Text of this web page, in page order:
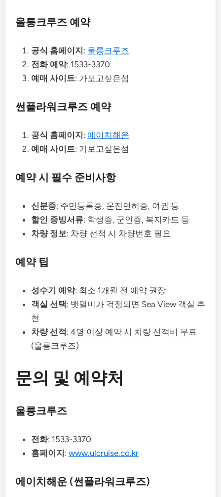
울릉크루즈 예약
공식 홈페이지: 울릉크루즈
전화 예약: 1533-3370
예매 사이트: 가보고싶은섬
썬플라워크루즈 예약
공식 홈페이지: 에이치해운
예매 사이트: 가보고싶은섬
예약 시 필수 준비사항
신분증: 주민등록증, 운전면허증, 여권 등
할인 증빙서류: 학생증, 군인증, 복지카드 등
차량 정보: 차량 선적 시 차량번호 필요
예약 팁
성수기 예약: 최소 1개월 전 예약 권장
객실 선택: 뱃멀미가 걱정되면 Sea View 객실 추
천
차량 선적: 4명 이상 예약 시 차량 선적비 무료
(울릉크루즈)
문의 및 예약처
울릉크루즈
전화: 1533-3370
홈페이지:www.ulcruise.co.kr
에이치해운 (썬플라워크루즈)